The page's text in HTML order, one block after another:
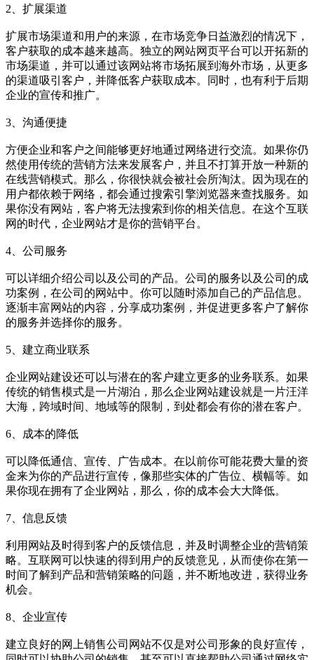
2、扩展渠道
扩展市场渠道和用户的来源，在市场竞争日益激烈的情况下，
客户获取的成本越来越高。独立的网站网页平台可以开拓新的
市场渠道，并可以通过该网站将市场拓展到海外市场，从更多
的渠道吸引客户，并降低客户获取成本。同时，也有利于后期
企业的宣传和推广。
3、沟通便捷
方便企业和客户之间能够更好地通过网络进行交流。如果你仍
然使用传统的营销方法来发展客户，并且不打算开放一种新的
在线营销模式。那么，你很快就会被社会所淘汰。因为现在的
用户都依赖于网络，都会通过搜索引擎浏览器来查找服务。如
果你没有网站，客户将无法搜索到你的相关信息。在这个互联
网的时代，企业网站才是你的营销平台。
4、公司服务
可以详细介绍公司以及公司的产品。公司的服务以及公司的成
功案例，在公司的网站中。你可以随时添加自己的产品信息。
逐渐丰富网站的内容，分享成功案例，并促进更多客户了解你
的服务并选择你的服务。
5、建立商业联系
企业网站建设还可以与潜在的客户建立更多的业务联系。如果
传统的销售模式是一片湖泊，那么企业网站建设就是一片汪洋
大海，跨域时间、地域等的限制，到处都会有你的潜在客户。
6、成本的降低
可以降低通信、宣传、广告成本。在以前你可能花费大量的资
金来为你的产品进行宣传，像那些实体的广告位、横幅等。如
果你现在拥有了企业网站，那么，你的成本会大大降低。
7、信息反馈
利用网站及时得到客户的反馈信息，并及时调整企业的营销策
略。互联网可以快速的得到用户的反馈意见，从而使你在第一
时间了解到产品和营销策略的问题，并不断地改进，获得业务
机会。
8、企业宣传
建立良好的网上销售公司网站不仅是对公司形象的良好宣传，